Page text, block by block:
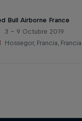
Bull Airborne France
3 – 9 Octubre 2019
Hossegor, Francia, Francia